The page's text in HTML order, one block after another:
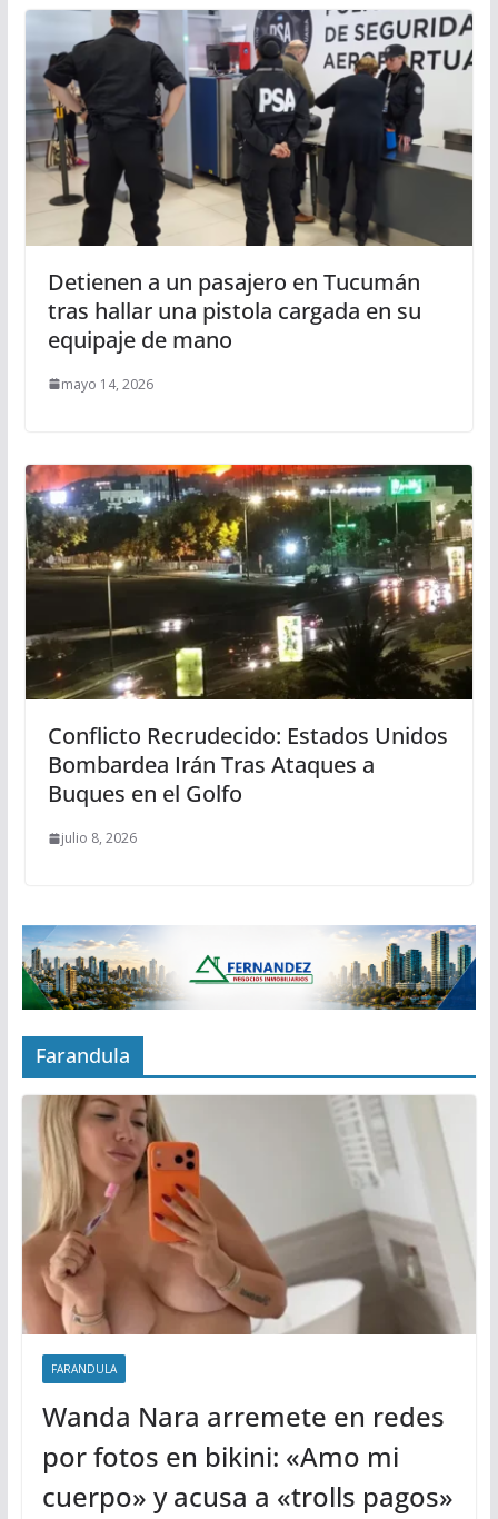
Detienen a un pasajero en Tucumán
tras hallar una pistola cargada en su
equipaje de mano
mayo 14, 2026
Conflicto Recrudecido: Estados Unidos
Bombardea Irán Tras Ataques a
Buques en el Golfo
julio 8, 2026
Farandula
FARANDULA
Wanda Nara arremete en redes
por fotos en bikini: «Amo mi
cuerpo» y acusa a «trolls pagos»